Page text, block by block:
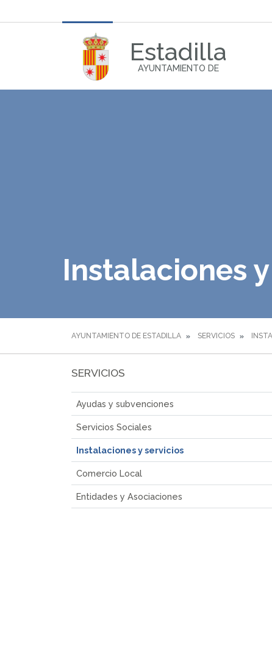
Estadilla
AYUNTAMIENTO DE
Instalaciones
AYUNTAMIENTO DE ESTADILLA SERVICIOS
SERVICIOS
Ayudas y subvenciones
Servicios Sociales
Instalaciones y servicios
Comercio Local
Entidades y Asociaciones